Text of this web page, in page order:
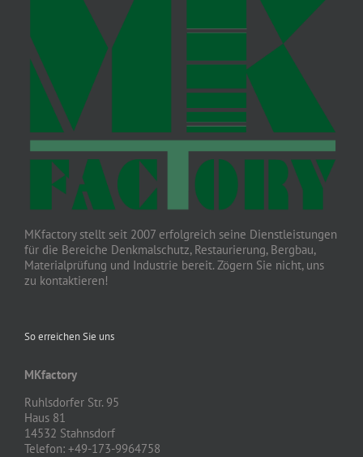
MKfactory stellt seit 2007 erfolgreich seine Dienstleistungen
für die Bereiche Denkmalschutz, Restaurierung, Bergbau,
Materialprüfung und Industrie bereit. Zögern Sie nicht, uns
zu kontaktieren!
So erreichen Sie uns
MKfactory
Ruhlsdorfer Str. 95
Haus 81
14532 Stahnsdorf
Telefon: +49-173-9964758